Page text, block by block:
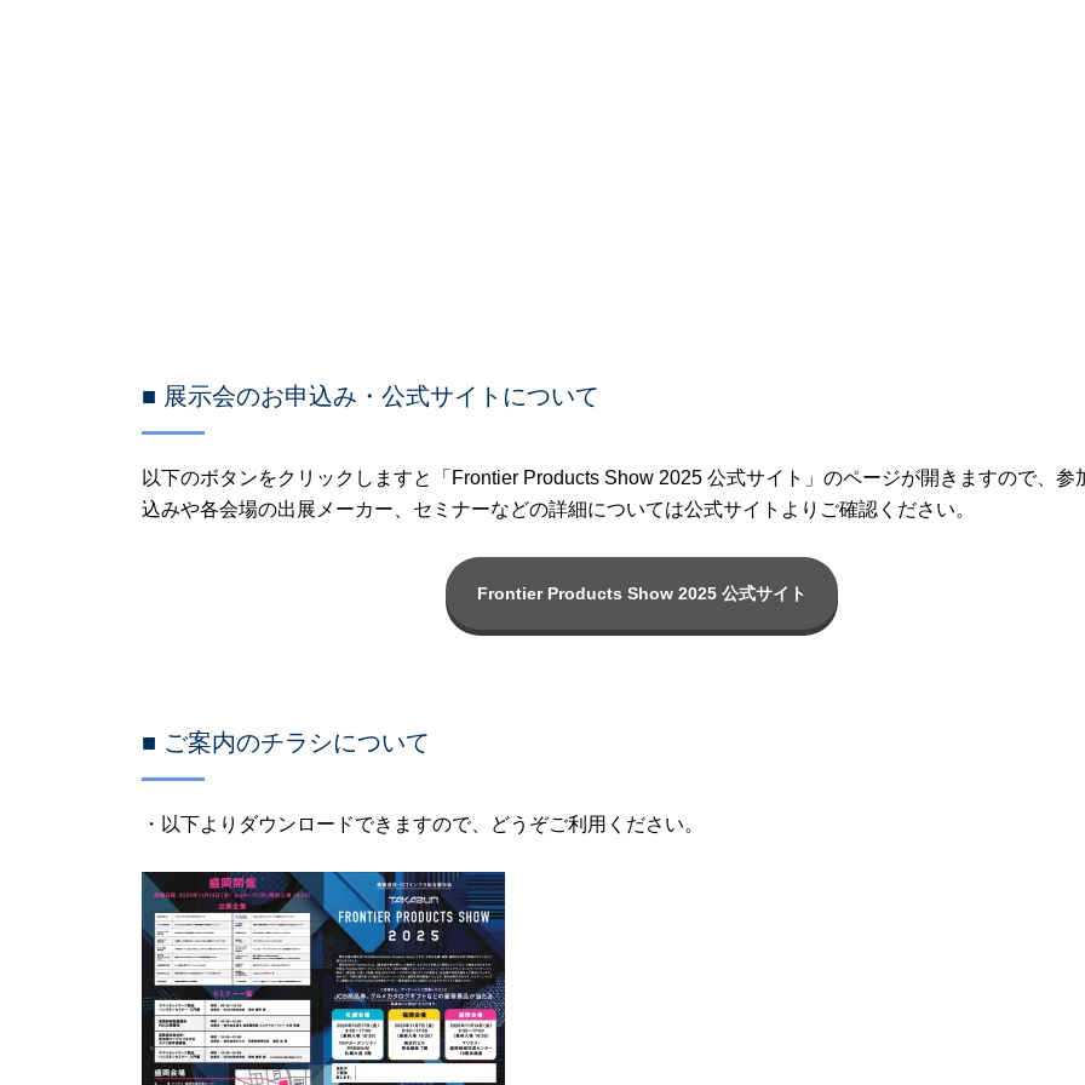
■ 展示会のお申込み・公式サイトについて
以下のボタンをクリックしますと「Frontier Products Show 2025 公式サイト」のページが開きますので、参
込みや各会場の出展メーカー、セミナーなどの詳細については公式サイトよりご確認ください。
Frontier Products Show 2025 公式サイト
■ ご案内のチラシについて
・以下よりダウンロードできますので、どうぞご利用ください。